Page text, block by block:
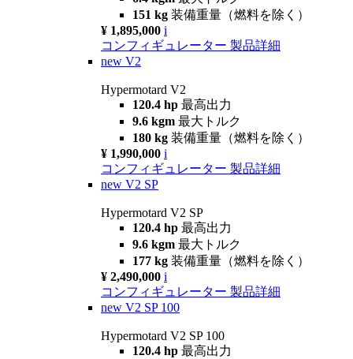
151 kg 装備重量（燃料を除く）
¥ 1,895,000 i
コンフィギュレーター 製品詳細
new V2
Hypermotard V2
120.4 hp 最高出力
9.6 kgm 最大トルク
180 kg 装備重量（燃料を除く）
¥ 1,990,000 i
コンフィギュレーター 製品詳細
new V2 SP
Hypermotard V2 SP
120.4 hp 最高出力
9.6 kgm 最大トルク
177 kg 装備重量（燃料を除く）
¥ 2,490,000 i
コンフィギュレーター 製品詳細
new V2 SP 100
Hypermotard V2 SP 100
120.4 hp 最高出力